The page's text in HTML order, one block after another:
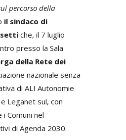
percorso della
il sindaco di
che, il 7 luglio
presso la Sala
della Rete dei
nazionale senza
di ALI Autonomie
Leganet sul, con
Comuni nel
di Agenda 2030.